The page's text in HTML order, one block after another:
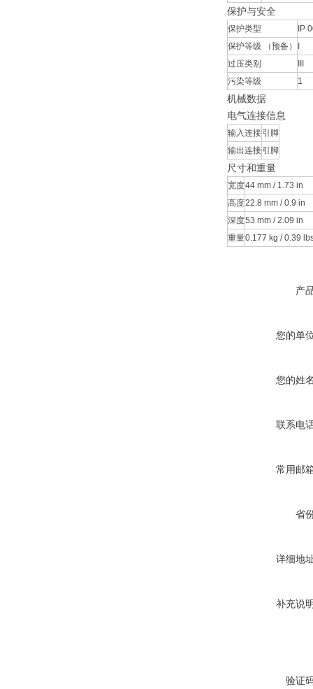
保护与安全
保护类型
IP
保护等级 （预备）
过压类别
污染等级
1
机械数据
电气连接信息
输入连接引脚
输出连接引脚
尺寸和重量
宽度44 mm / 1.73 in
高度22.8 mm / 0.9 in
深度53 mm / 2.09 in
重量0.177 kg / 0.39
产
您的单
您的姓
联系电
常用邮
省
详细地
补充说
验证